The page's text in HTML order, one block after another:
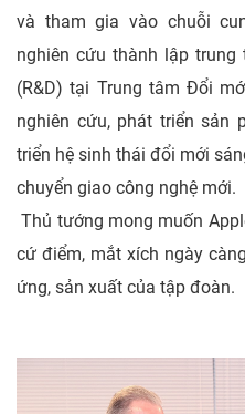
và tham gia vào chuỗi
nghiên cứu thành lập
(R&D) tại Trung tâm Đổi
nghiên cứu, phát triển sản
triển hệ sinh thái đổi mới
chuyển giao công nghệ mới.
Thủ tướng mong muốn
cứ điểm, mắt xích ngày
ứng, sản xuất của tập đoàn.